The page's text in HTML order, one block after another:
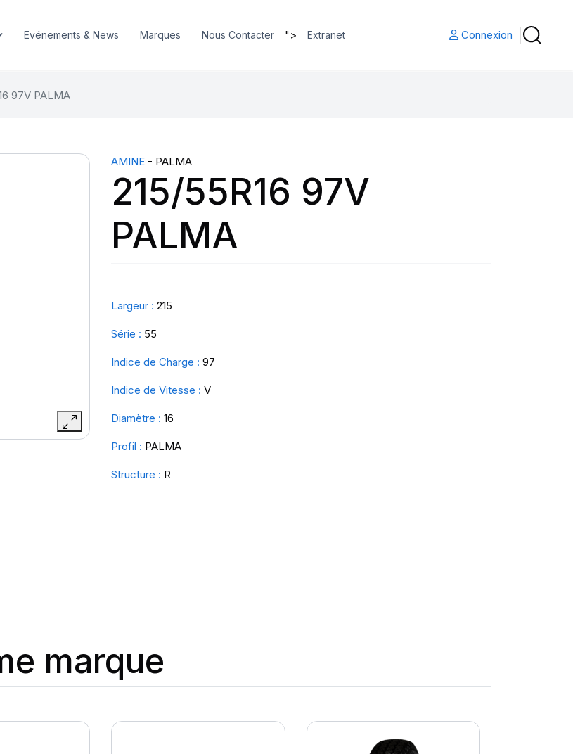
Evénements & News Marques Nous Contacter "> Extranet Connexion
97V PALMA
AMINE - PALMA
215/55R16 97V
PALMA
Largeur : 215
Série : 55
Indice de Charge : 97
Indice de Vitesse : V
Diamètre : 16
Profil : PALMA
Structure : R
marque